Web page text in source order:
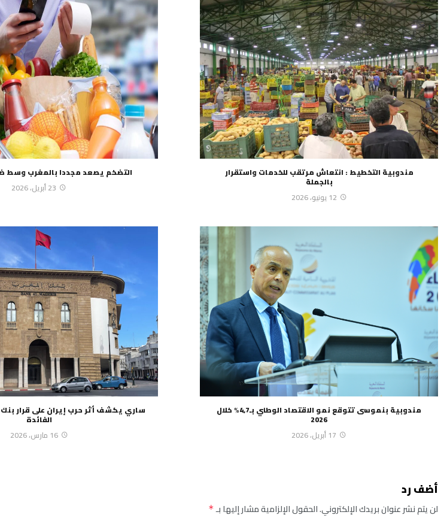
مندوبية التخطيط : انتعاش مرتقب للخدمات واستقرار
بالجملة
12 يونيو، 2026
التضخم يصعد مجددا بالمغرب
23 أبريل، 2026
مندوبية بنموسى تتوقع نمو الاقتصاد الوطني بـ4,7% خلال
2026
17 أبريل، 2026
ساري يكشف أثر حرب إيران على قرار
الفائدة
16 مارس، 2026
أضف رد
لن يتم نشر عنوان بريدك الإلكتروني.الحقول الإلزامية مشار إليها بـ*